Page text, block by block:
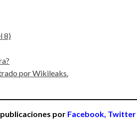
8)
por Wikileaks.
por Facebook, Twitter